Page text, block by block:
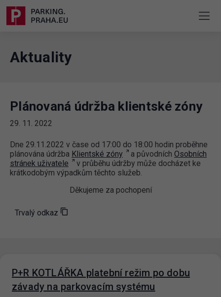
Aktuality
Plánovaná údržba klientské zóny
29. 11. 2022
Dne 29.11.2022 v čase od 17:00 do 18:00 hodin proběhne
plánována údržba Klientské zóny a původních Osobních
stránek uživatele
v průběhu údržby může docházet ke
krátkodobým výpadkům těchto služeb.
Děkujeme za pochopení
Trvalý odkaz
P+R KOTLÁŘKA platební režim po dobu
závady na parkovacím systému